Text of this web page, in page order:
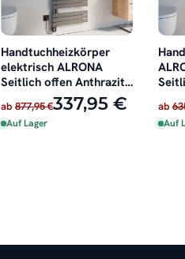
Handtuchheizkörper
elektrisch ALRONA
Seitlich offen Anthrazit
inkl. Heizstab
ab 877,95 €337,95 €
Auf Lager
ab
Auf